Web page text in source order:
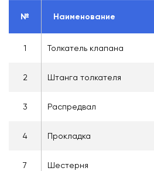
№ Наименование
1 Толкатель клапана
2 Штанга толкателя
3 Распредвал
4 Прокладка
7 Шестерня